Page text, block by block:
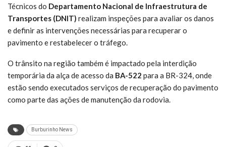
Técnicos do Departamento Nacional de Infraestrutura de
Transportes (DNIT) realizam inspeções para avaliar os danos
e definir as intervenções necessárias para recuperar o
pavimento e restabelecer o tráfego.
O trânsito na região também é impactado pela interdição
temporária da alça de acesso da BA-522 para a BR-324, onde
estão sendo executados serviços de recuperação do pavimento
como parte das ações de manutenção da rodovia.
Burburinho News